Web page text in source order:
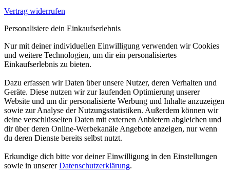
Vertrag widerrufen
Personalisiere dein Einkaufserlebnis
Nur mit deiner individuellen Einwilligung verwenden wir Cookies
und weitere Technologien, um dir ein personalisiertes
Einkaufserlebnis zu bieten.
Dazu erfassen wir Daten über unsere Nutzer, deren Verhalten und
Geräte. Diese nutzen wir zur laufenden Optimierung unserer
Website und um dir personalisierte Werbung und Inhalte anzuzeigen
sowie zur Analyse der Nutzungsstatistiken. Außerdem können wir
deine verschlüsselten Daten mit externen Anbietern abgleichen und
dir über deren Online-Werbekanäle Angebote anzeigen, nur wenn
du deren Dienste bereits selbst nutzt.
Erkundige dich bitte vor deiner Einwilligung in den Einstellungen
sowie in unsererDatenschutzerklärung.